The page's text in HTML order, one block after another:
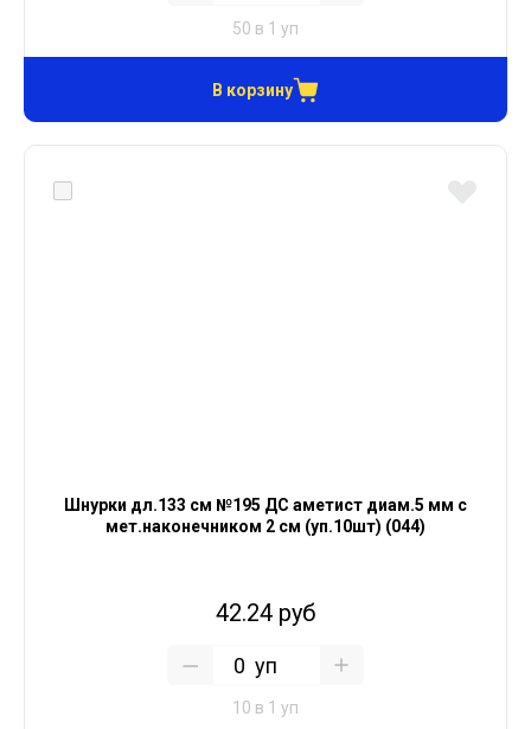
50 в 1 уп
В корзину
Шнурки дл.133 см №195 ДС аметист диам.5 мм с
мет.наконечником 2 см (уп.10шт) (044)
42.24 руб
уп
10 в 1 уп